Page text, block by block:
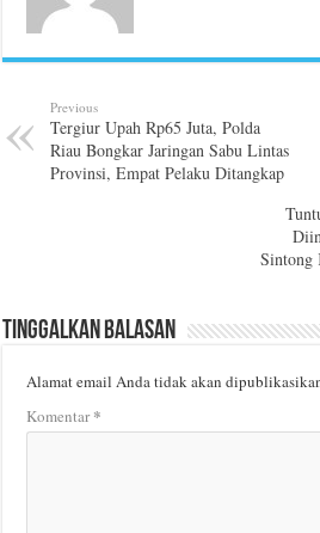
Previous
Tergiur Upah Rp65 Juta, Polda
Riau Bongkar Jaringan Sabu Lintas
Provinsi, Empat Pelaku Ditangkap
Sintong
Tinggalkan Balasan
Alamat email Anda tidak akan
Komentar*